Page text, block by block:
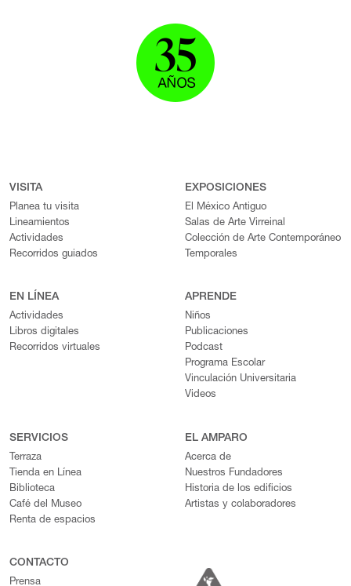
VISITA
Planea tu visita
Lineamientos
Actividades
Recorridos guiados
EXPOSICIONES
El México Antiguo
Salas de Arte Virreinal
Colección de Arte Contemporáneo
Temporales
EN LÍNEA
Actividades
Libros digitales
Recorridos virtuales
APRENDE
Niños
Publicaciones
Podcast
Programa Escolar
Vinculación Universitaria
Videos
SERVICIOS
Terraza
Tienda en Línea
Biblioteca
Café del Museo
Renta de espacios
EL AMPARO
Acerca de
Nuestros Fundadores
Historia de los edificios
Artistas y colaboradores
CONTACTO
Prensa